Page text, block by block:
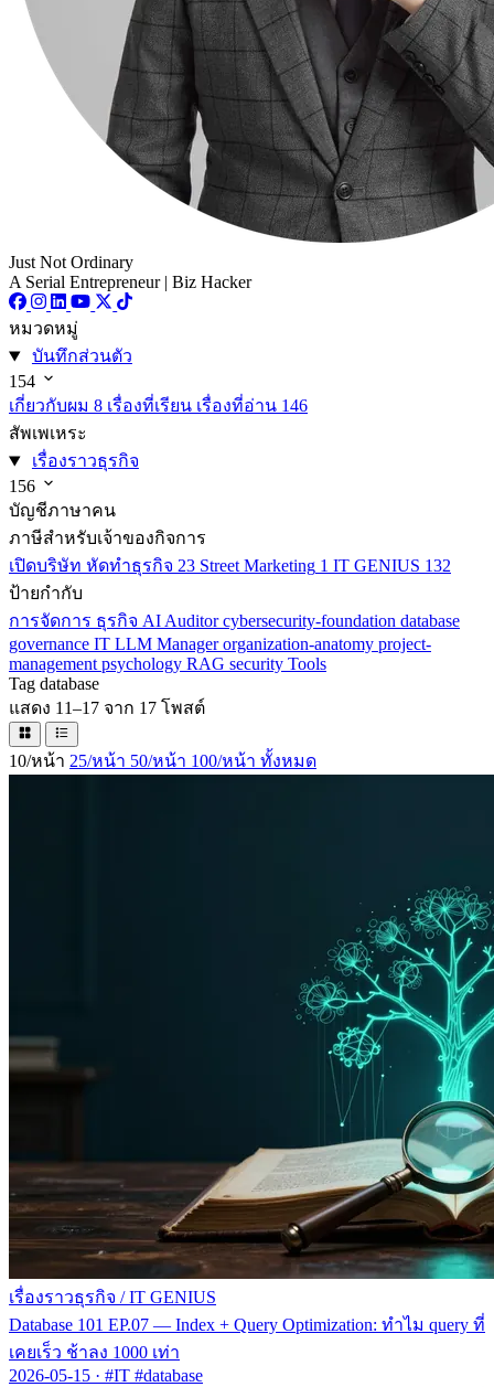
Just Not Ordinary
A Serial Entrepreneur | Biz Hacker
หมวดหมู่
บันทึกส่วนตัว
154
เกี่ยวกับผม 8 เรื่องที่เรียน เรื่องที่อ่าน 146
สัพเพเหระ
เรื่องราวธุรกิจ
156
บัญชีภาษาคน
ภาษีสำหรับเจ้าของกิจการ
เปิดบริษัท หัดทำธุรกิจ 23 Street Marketing 1 IT GENIUS 132
ป้ายกำกับ
การจัดการ ธุรกิจ AI Auditorcybersecurity-foundation database
governance IT LLM Managerorganization-anatomy project-
management psychology RAG security Tools
Tag database
แสดง 11–17 จาก 17 โพสต์
10/หน้า 25/หน้า 50/หน้า 100/หน้า ทั้งหมด
เรื่องราวธุรกิจ / IT GENIUS
Database 101 EP.07 — Index + Query Optimization: ทำไม query ที่
เคยเร็ว ช้าลง 1000 เท่า
2026-05-15 · #IT #database